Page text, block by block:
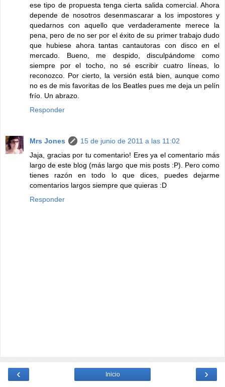
ese tipo de propuesta tenga cierta salida comercial. Ahora
depende de nosotros desenmascarar a los impostores y
quedarnos con aquello que verdaderamente merece la
pena, pero de no ser por el éxito de su primer trabajo dudo
que hubiese ahora tantas cantautoras con disco en el
mercado. Bueno, me despido, disculpándome como
siempre por el tocho, no sé escribir cuatro líneas, lo
reconozco. Por cierto, la versión está bien, aunque como
no es de mis favoritas de los Beatles pues me deja un pelín
frío. Un abrazo.
Responder
Mrs Jones
15 de junio de 2011 a las 11:02
Jaja, gracias por tu comentario! Eres ya el comentario más
largo de este blog (más largo que mis posts :P). Pero como
tienes razón en todo lo que dices, puedes dejarme
comentarios largos siempre que quieras :D
Responder
‹ ›
Inicio